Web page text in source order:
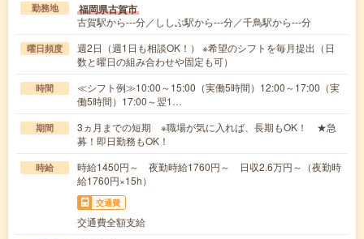
勤務地 福岡県古賀市
古賀駅から---分／ししぶ駅から---分／千鳥駅から---分
曜日頻度
週2日（週1日も相談OK！） ※希望のシフトを毎月提出（日
数と曜日の組み合わせや固定も可）
時間
≪シフト例≫10:00～15:00（実働5時間）12:00～17:00（実
働5時間）17:00～翌1…
期間
3ヵ月までの短期 ※職場が気に入れば、長期もOK！ ★急
募！即日勤務もOK！
時給
時給1450円～ 夜勤時給1760円～ 日収2.6万円～（夜勤時
給1760円×15h）
交通費
交通費全額支給